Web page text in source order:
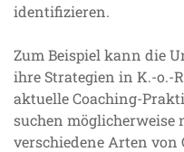
identifizieren.
Zum Beispiel kann die
ihre Strategien in K.-o.-
aktuelle Coaching-
suchen möglicherweise
verschiedene Arten von